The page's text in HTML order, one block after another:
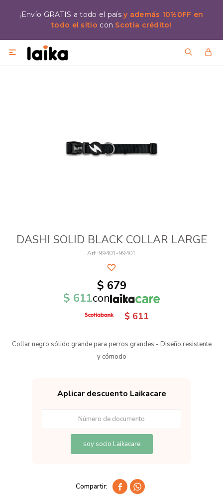
¡Envío GRATIS a todo el paísy además 10%0FF en
todo el sitio con Scotia crédito!

DASHI SOLID BLACK COLLAR LARGE
99401-99401
$ 679
$ 611con
$ 611
Collar negro sólido grande para perros grandes - Diseño resistente
y cómodo
Aplicar descuento Laikacare
soy socio Laikacare
 